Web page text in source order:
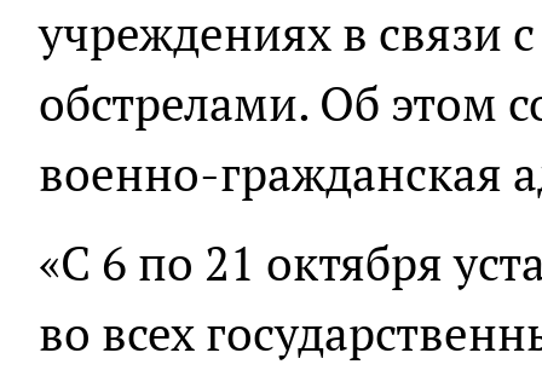
учреждениях в связи
обстрелами. Об этом
военно-гражданская
«С 6 по 21 октября
во всех